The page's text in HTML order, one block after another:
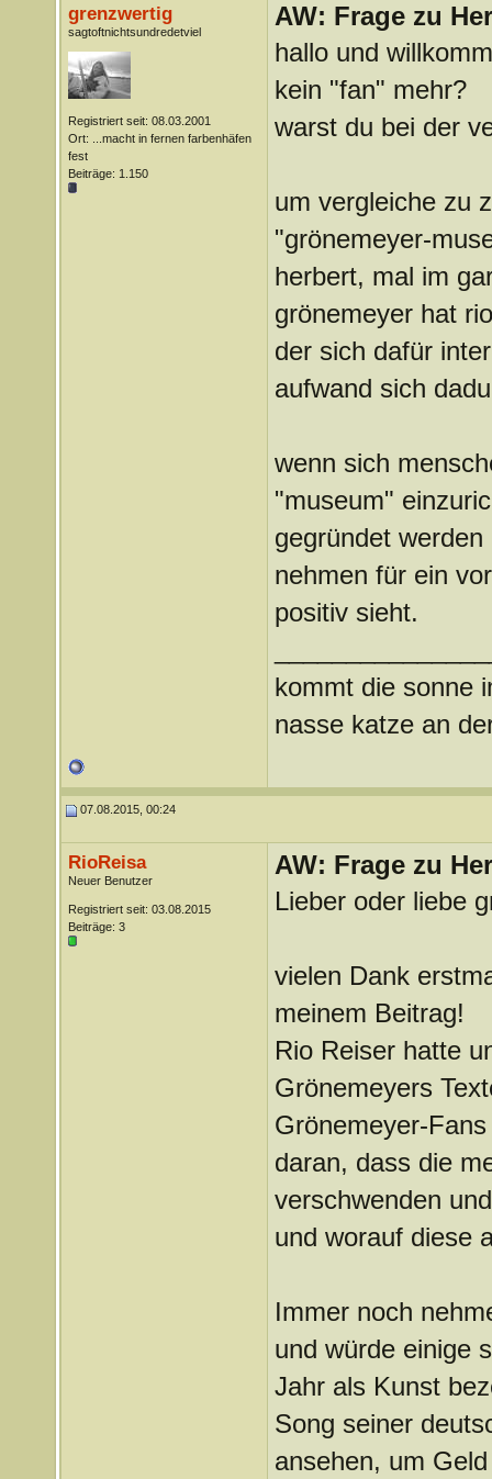
grenzwertig
sagtoftnichtsundredetviel
Registriert seit: 08.03.2001
Ort: ...macht in fernen farbenhäfen
fest
Beiträge: 1.150
AW: Frage zu
hallo und
kein "fan" mehr?
warst du bei der
um vergleiche zu
"grönemeyer-
herbert, mal im
grönemeyer hat
der sich dafür
aufwand sich
wenn sich
"museum"
gegründet
nehmen für ein
positiv sieht.
kommt die sonne
nasse katze an
07.08.2015, 00:24
RioReisa
Neuer Benutzer
Registriert seit: 03.08.2015
Beiträge: 3
AW: Frage zu
Lieber oder liebe
vielen Dank
meinem Beitrag!
Rio Reiser hatte
Grönemeyers
Grönemeyer-
daran, dass die
verschwenden
und worauf diese
Immer noch
und würde einige
Jahr als Kunst
Song seiner
ansehen, um